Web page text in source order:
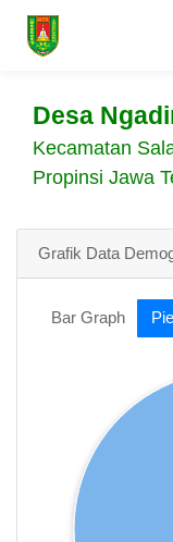
Desa
Kecamatan
Propinsi Jawa
Grafik Data
Bar Graph